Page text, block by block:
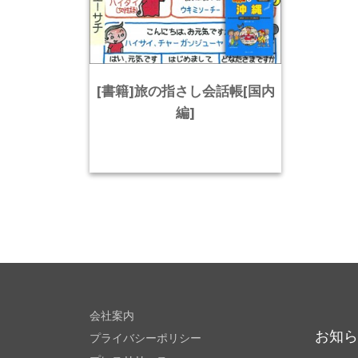
[書籍]旅の指さし会話帳[国内
編]
会社案内
プライバシーポリシー
お知